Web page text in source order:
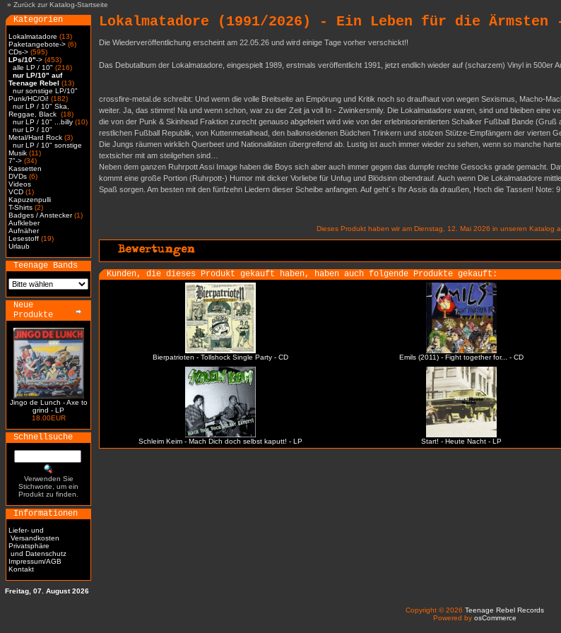
» Zurück zur Katalog-Startseite
Kategorien
Lokalmatadore (13)
Paketangebote-> (6)
CDs-> (595)
LPs/10"-> (453)
alle LP / 10" (216)
nur LP/10" auf
Teenage Rebel (13)
nur sonstige LP/10"
Punk/HC/Oi! (182)
nur LP / 10" Ska,
Reggae, Black (18)
nur LP / 10" ...billy (10)
nur LP / 10"
Metal/Hard Rock (3)
nur LP / 10" sonstige
Musik (11)
7"-> (34)
Kassetten
DVDs (6)
Videos
VCD (1)
Kapuzenpulli
T-Shirts (2)
Badges / Anstecker(1)
Aufkleber
Aufnäher
Lesestoff (19)
Urlaub
Teenage Bands
Neue
Produkte
Jingo de Lunch - Axe to
grind - LP
18.00EUR
Schnellsuche
Verwenden Sie
Stichworte, um ein
Produkt zu finden.
Informationen
Liefer- und
Versandkosten
Privatsphäre
und Datenschutz
Impressum/AGB
Kontakt
Lokalmatadore (1991/2026) - Ein Leben für die Ärmsten
Die Wiederveröffentlichung erscheint am 22.05.26 und wird einige Tage vorher verschickt!!
Das Debutalbum der Lokalmatadore, eingespielt 1989, erstmals veröffentlicht 1991, jetzt endlich wieder auf (scharzem) Vinyl in 500er
crossfire-metal.de schreibt: Und wenn die volle Breitseite an Empörung und Kritik noch so draufhaut von wegen Sexismus, Macho-
weiter. Ja, das stimmt! Na und wenn schon, war zu der Zeit ja voll In - Zwinkersmily. Die Lokalmatadore waren, sind und bleiben eine
die von der Punk & Skinhead Fraktion zurecht genauso abgefeiert wird wie von der erlebnisorientierten Schalker Fußball Bande
restlichen Fußball Republik, von Kuttenmetalhead, den ballonseidenen Büdchen Trinkern und stolzen Stütze-Empfängern der vierten
Die Jungs räumen wirklich Querbeet und Nationalitäten übergreifend ab. Lustig ist auch immer wieder zu sehen, wenn so manche
textsicher mit am steilgehen sind…
Neben dem ganzen Ruhrpott Assi Image haben die Boys sich aber auch immer gegen das dumpfe rechte Gesocks grade gemacht.
kommt eine große Portion (Ruhrpott-) Humor mit dicker Vorliebe für Unfug und Blödsinn obendrauf. Auch wenn Die Lokalmatadore
Spaß sorgen. Am besten mit den fünfzehn Liedern dieser Scheibe anfangen. Auf geht´s Ihr Assis da draußen, Hoch die Tassen! Note:
Dieses Produkt haben wir am Dienstag, 12. Mai 2026 in unseren Katalog
Kunden, die dieses Produkt gekauft haben, haben auch folgende Produkte gekauft:
Bierpatrioten - Tollshock Single Party - CD Emils (2011) - Fight together for... - CD
Schleim Keim - Mach Dich doch selbst kaputt! - LP Start! - Heute Nacht - LP
Freitag, 07. August 2026
Copyright © 2026 Teenage Rebel Records
Powered by osCommerce